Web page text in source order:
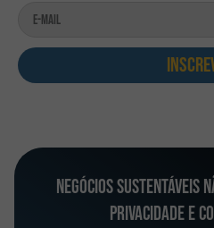
Negócios sustentáveis
privacidade e